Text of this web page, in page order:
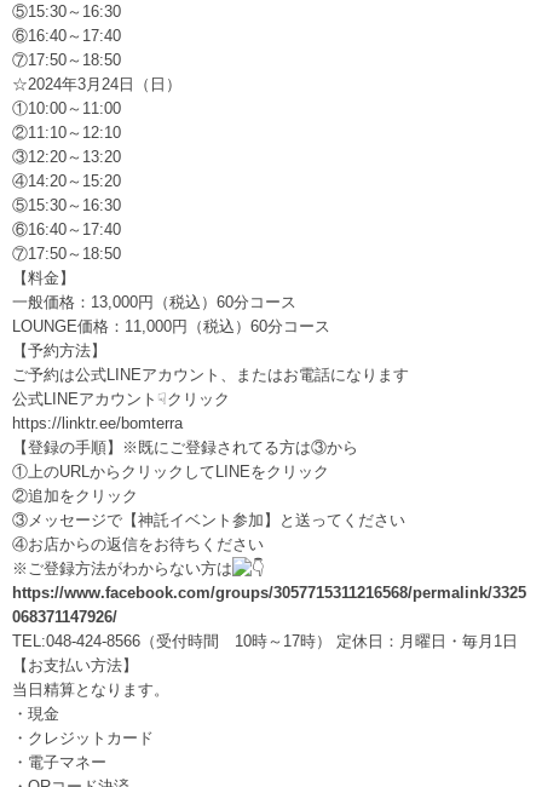
⑤15:30～16:30
⑥16:40～17:40
⑦17:50～18:50
☆2024年3月24日（日）
①10:00～11:00
②11:10～12:10
③12:20～13:20
④14:20～15:20
⑤15:30～16:30
⑥16:40～17:40
⑦17:50～18:50
【料金】
一般価格：13,000円（税込）60分コース
LOUNGE価格：11,000円（税込）60分コース
【予約方法】
ご予約は公式LINEアカウント、またはお電話になります
公式LINEアカウント☟クリック
https://linktr.ee/bomterra
【登録の手順】※既にご登録されてる方は③から
①上のURLからクリックしてLINEをクリック
②追加をクリック
③メッセージで【神託イベント参加】と送ってください
④お店からの返信をお待ちください
※ご登録方法がわからない方は
https://www.facebook.com/groups/3057715311216568/permalink/3325
068371147926/
TEL:048-424-8566（受付時間 10時～17時） 定休日：月曜日・毎月1日
【お支払い方法】
当日精算となります。
・現金
・クレジットカード
・電子マネー